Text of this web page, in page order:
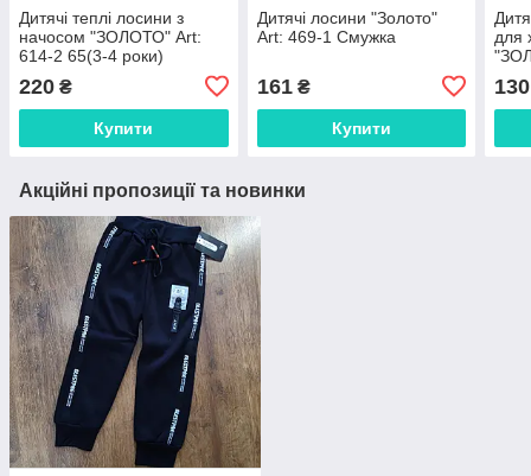
Дитячі теплі лосини з
начосом "ЗОЛОТО" Art:
614-2 65(3-4 роки)
220 ₴
Купити
Дитячі лосини "Золото"
Art: 469-1 Смужка
161₴
Купити
для
130
Акційні пропозиції та новинки